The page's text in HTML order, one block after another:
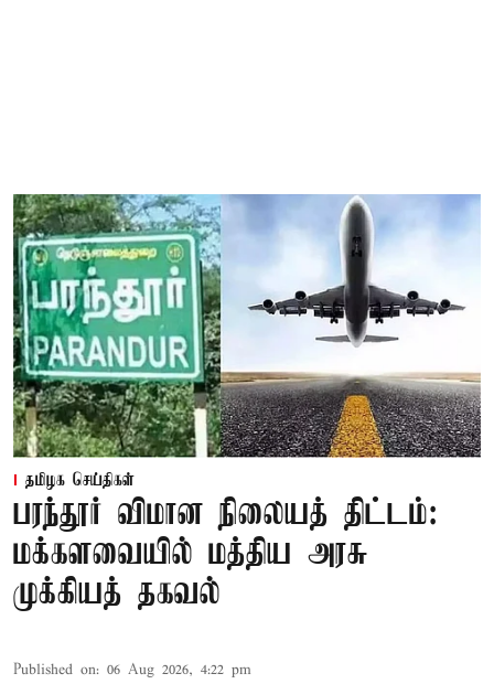
தமிழக செய்திகள்
பரந்தூர் விமான நிலையத் திட்டம்:
மக்களவையில் மத்திய அரசு
முக்கியத் தகவல்
Published on: 06 Aug 2026, 4:22 pm